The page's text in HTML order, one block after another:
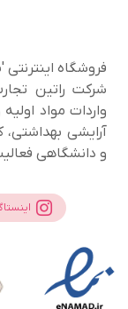
فروشگاه
شرکت راتین
واردات مواد
آرایشی
و دانشگاهی